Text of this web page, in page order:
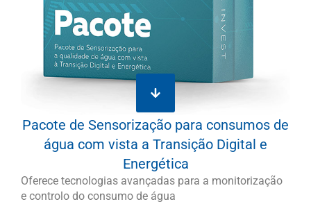
Pacote de Sensorização para consumos de
água com vista a Transição Digital e
Energética
Oferece tecnologias avançadas para a monitorização
e controlo do consumo de água